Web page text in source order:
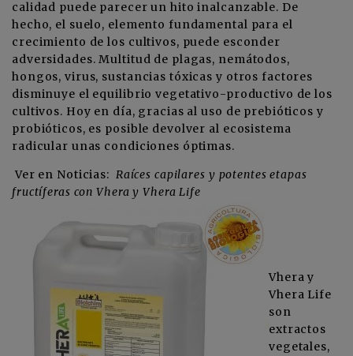
calidad puede parecer un hito inalcanzable. De
hecho, el suelo, elemento fundamental para el
crecimiento de los cultivos, puede esconder
adversidades. Multitud de plagas, nemátodos,
hongos, virus, sustancias tóxicas y otros factores
disminuye el equilibrio vegetativo-productivo de los
cultivos. Hoy en día, gracias al uso de prebióticos y
probióticos, es posible devolver al ecosistema
radicular unas condiciones óptimas.
Ver en Noticias: Raíces capilares y potentes etapas
fructíferas con Vhera y Vhera Life
Vhera y
Vhera Life
son
extractos
vegetales,